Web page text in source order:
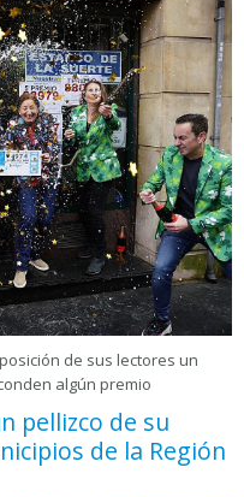
de sus lectores un
algún premio
pellizco de su
de la Región